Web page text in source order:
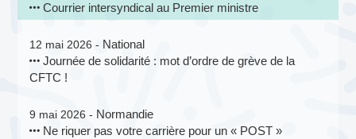
Courrier intersyndical au Premier ministre
12 mai 2026 - National
Journée de solidarité : mot d’ordre de grève de la
CFTC !
9 mai 2026 - Normandie
Ne riquer pas votre carrière pour un « POST »